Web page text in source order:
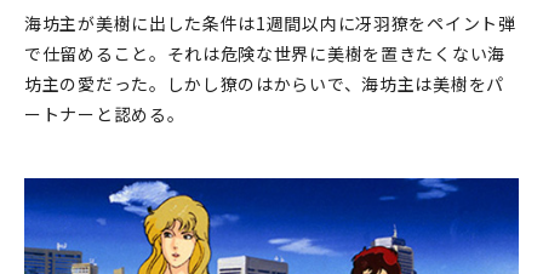
海坊主が美樹に出した条件は1週間以内に冴羽獠をペイント弾
で仕留めること。それは危険な世界に美樹を置きたくない海
坊主の愛だった。しかし獠のはからいで、海坊主は美樹をパ
ートナーと認める。